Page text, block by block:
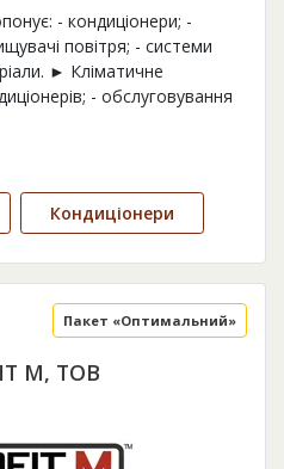
- кондиціонери; -
повітря; - системи
► Кліматичне
- обслуговування
Кондиціонери
М, ТОВ
Пакет «Оптимальний»